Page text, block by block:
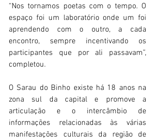
“Nos tornamos poetas com o tempo. O
espaço foi um laboratório onde um foi
aprendendo com o outro, a cada
encontro, sempre incentivando os
participantes que por ali passavam”,
completou.
O Sarau do Binho existe há 18 anos na
zona sul da capital e promove a
articulação e o intercâmbio de
informações relacionadas às várias
manifestações culturais da região de